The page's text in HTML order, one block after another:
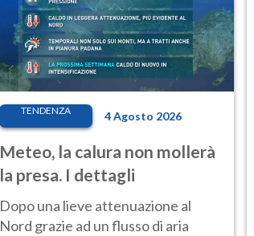
TENDENZA 4 Agosto 2026
Meteo, la calura non mollerà
la presa. I dettagli
Dopo una lieve attenuazione al
Nord grazie ad un flusso di aria